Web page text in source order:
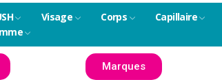
Visage Corps Capillaire
Marques